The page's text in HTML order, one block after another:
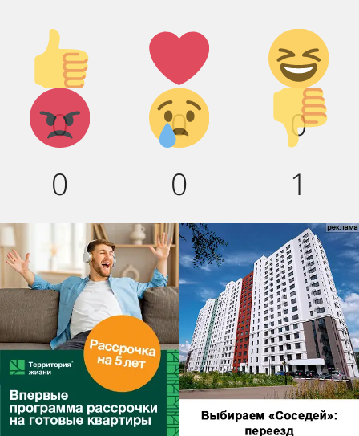
Палец
вверх!
0
Лайк!
0
Дикий
смех!
0
Агрессия!
0
Грусть :(
0
Палец
вниз!
1